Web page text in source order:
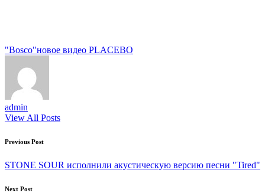
Tags:
"Bosco"новое видео PLACEBO
admin
View All Posts
Post
navigation
Previous Post
STONE SOUR исполнили акустическую версию песни "Tired"
Next Post